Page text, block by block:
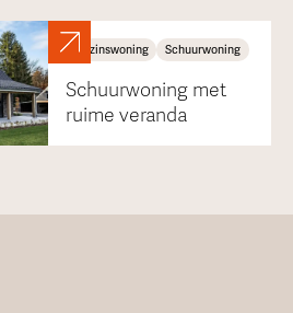
Gezinswoning Schuurwoning
Schuurwoning met
ruime veranda